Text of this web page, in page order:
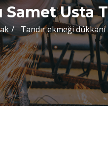
Samet Usta
Tandır ekmeği dükkanı